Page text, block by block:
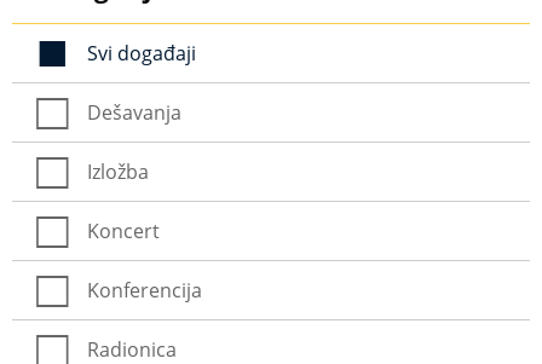
Svi događaji
Dešavanja
Izložba
Koncert
Konferencija
Radionica